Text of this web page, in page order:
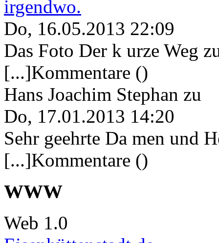
irgendwo.
Do, 16.05.2013 22:09
Das Foto Der k urze Weg
[...]Kommentare ()
Hans Joachim Stephan zu
Do, 17.01.2013 14:20
Sehr geehrte Da men und
[...]Kommentare ()
WWW
Web 1.0